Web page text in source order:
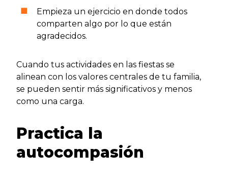
Empieza un ejercicio en donde todos
comparten algo por lo que están
agradecidos.
Cuando tus actividades en las fiestas se
alinean con los valores centrales de tu familia,
se pueden sentir más significativos y menos
como una carga.
Practica la
autocompasión